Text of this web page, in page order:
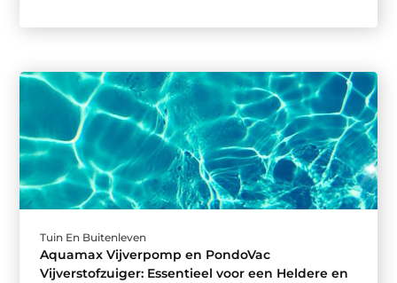
Tuin En Buitenleven
Aquamax Vijverpomp en PondoVac
Vijverstofzuiger: Essentieel voor een Heldere en